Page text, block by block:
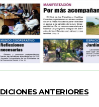
ANTERIORES